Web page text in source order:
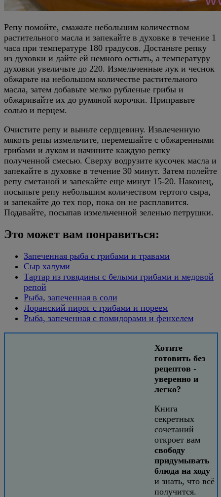
Репу помойте, смажьте небольшим количеством
растительного масла и запекайте в духовке в течение 1
часа при температуре 180 градусов. Достаньте репку
из духовки и дайте ей немного остыть, а температуру
духовки увеличьте до 220. Измельченные лук и чеснок
обжарьте на небольшом количестве растительного
масла, затем добавьте мелко рубленые грибы и
обжаривайте их до румяной корочки. Приправьте
солью и перцем.
Очистите репу и выньте сердцевину. Извлеченную
мякоть репы измельчите, перемешайте с обжаренными
грибами и луком и начините каждую репку
полученной смесью. Сверху водрузите кусочек масла и
запекайте в духовке в течение 30 минут. Затем полейте
репу сметаной и запекайте еще минут 15-20. Наконец,
посыпьте репу небольшим количеством тертого сыра,
и запекайте до тех пор, пока он не расплавится.
Подавайте, посыпав измельченной зеленью петрушки.
Это может вам понравиться:
Запеченная рыба с грибами и травами
Сыр халуми
Тартар из говядины с белыми грибами и медовой
репой
Рыба, запеченная в соли
Лоранский пирог с грибами и пореем
Рыба, запеченная с помидорами и фенхелем
Хотите
готовить без
рецептов -
уверенно и
легко?
Книга
секретных
сочетаний
откроет вам
свободу
придумывать
блюда на ходу
и знать, что всё
получится.